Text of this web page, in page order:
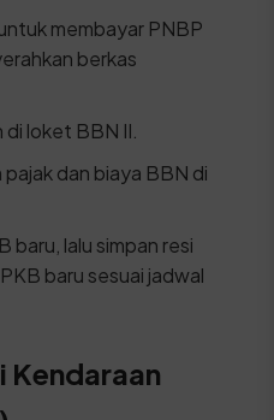
membayar PNBP
berkas
loket BBN II.
dan biaya BBN di
baru, lalu simpan resi
baru sesuai jadwal
Kendaraan